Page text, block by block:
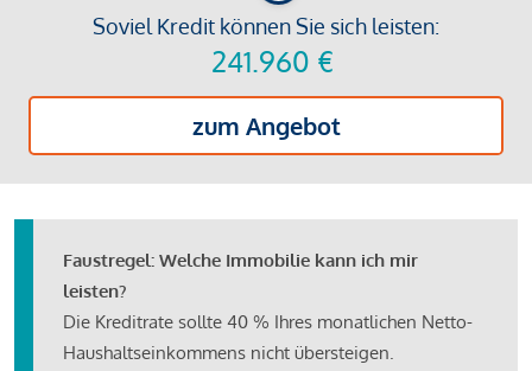
Soviel Kredit können Sie sich leisten:
241.960 €
zum Angebot
Faustregel: Welche Immobilie kann ich mir
leisten?
Die Kreditrate sollte 40 % Ihres monatlichen Netto-
Haushaltseinkommens nicht übersteigen.